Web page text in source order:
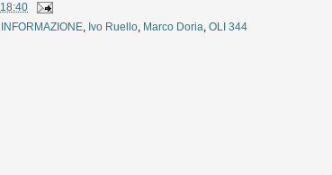
18:40
INFORMAZIONE, Ivo Ruello, Marco Doria,OLI 344